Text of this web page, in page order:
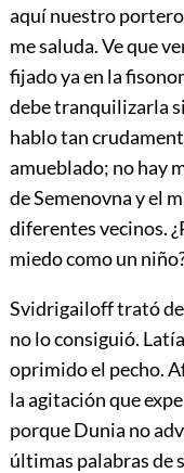
aquí nuestro
me saluda. Ve que
fijado ya en la
debe tranquilizarla
hablo tan
amueblado; no hay
de Semenovna y el
diferentes vecinos.
miedo como un
Svidrigailoff trató
no lo consiguió.
oprimido el pecho.
la agitación que
porque Dunia no
últimas palabras